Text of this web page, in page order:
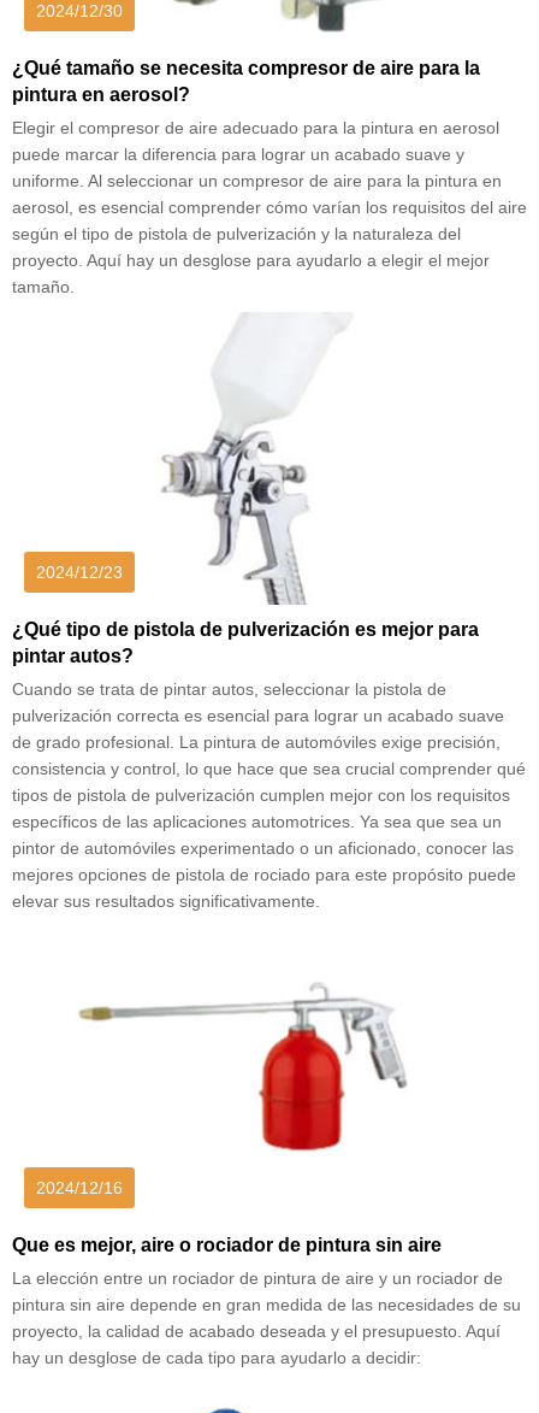
2024/12/30
¿Qué tamaño se necesita compresor de aire para la
pintura en aerosol?
Elegir el compresor de aire adecuado para la pintura en aerosol
puede marcar la diferencia para lograr un acabado suave y
uniforme. Al seleccionar un compresor de aire para la pintura en
aerosol, es esencial comprender cómo varían los requisitos del aire
según el tipo de pistola de pulverización y la naturaleza del
proyecto. Aquí hay un desglose para ayudarlo a elegir el mejor
tamaño.
2024/12/23
¿Qué tipo de pistola de pulverización es mejor para
pintar autos?
Cuando se trata de pintar autos, seleccionar la pistola de
pulverización correcta es esencial para lograr un acabado suave
de grado profesional. La pintura de automóviles exige precisión,
consistencia y control, lo que hace que sea crucial comprender qué
tipos de pistola de pulverización cumplen mejor con los requisitos
específicos de las aplicaciones automotrices. Ya sea que sea un
pintor de automóviles experimentado o un aficionado, conocer las
mejores opciones de pistola de rociado para este propósito puede
elevar sus resultados significativamente.
2024/12/16
Que es mejor, aire o rociador de pintura sin aire
La elección entre un rociador de pintura de aire y un rociador de
pintura sin aire depende en gran medida de las necesidades de su
proyecto, la calidad de acabado deseada y el presupuesto. Aquí
hay un desglose de cada tipo para ayudarlo a decidir: